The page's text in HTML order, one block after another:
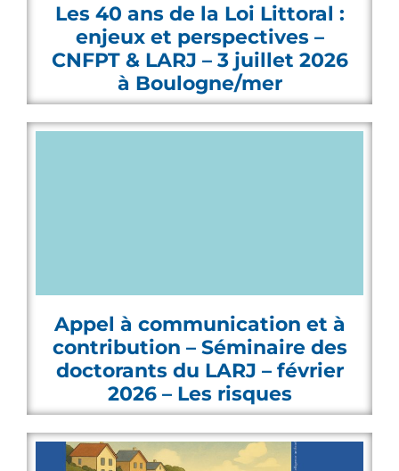
Les 40 ans de la Loi Littoral :
enjeux et perspectives –
CNFPT & LARJ – 3 juillet 2026
à Boulogne/mer
Appel à communication et à
contribution – Séminaire des
doctorants du LARJ – février
2026 – Les risques